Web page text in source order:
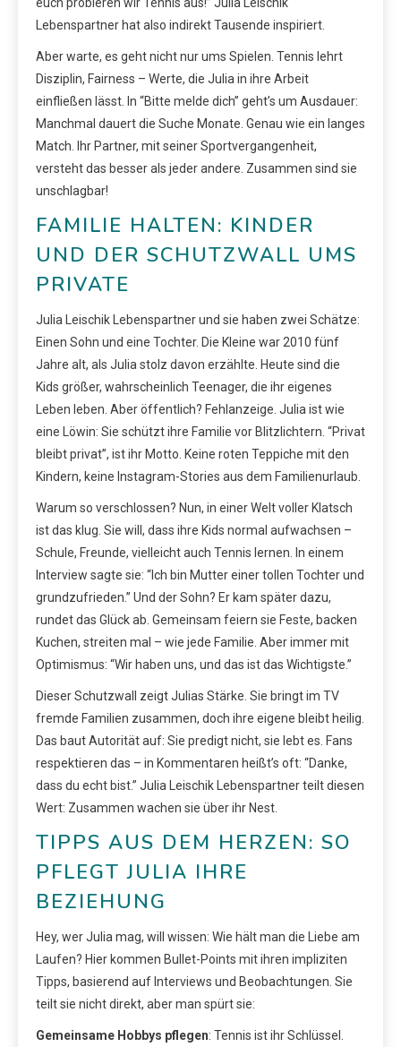
Lebenspartner hat also indirekt Tausende inspiriert.
Aber warte, es geht nicht nur ums Spielen. Tennis lehrt
Disziplin, Fairness – Werte, die Julia in ihre Arbeit
einfließen lässt. In “Bitte melde dich” geht’s um Ausdauer:
Manchmal dauert die Suche Monate. Genau wie ein langes
Match. Ihr Partner, mit seiner Sportvergangenheit,
versteht das besser als jeder andere. Zusammen sind sie
unschlagbar!
FAMILIE HALTEN: KINDER
UND DER SCHUTZWALL UMS
PRIVATE
Julia Leischik Lebenspartner und sie haben zwei Schätze:
Einen Sohn und eine Tochter. Die Kleine war 2010 fünf
Jahre alt, als Julia stolz davon erzählte. Heute sind die
Kids größer, wahrscheinlich Teenager, die ihr eigenes
Leben leben. Aber öffentlich? Fehlanzeige. Julia ist wie
eine Löwin: Sie schützt ihre Familie vor Blitzlichtern. “Privat
bleibt privat”, ist ihr Motto. Keine roten Teppiche mit den
Kindern, keine Instagram-Stories aus dem Familienurlaub.
Warum so verschlossen? Nun, in einer Welt voller Klatsch
ist das klug. Sie will, dass ihre Kids normal aufwachsen –
Schule, Freunde, vielleicht auch Tennis lernen. In einem
Interview sagte sie: “Ich bin Mutter einer tollen Tochter und
grundzufrieden.” Und der Sohn? Er kam später dazu,
rundet das Glück ab. Gemeinsam feiern sie Feste, backen
Kuchen, streiten mal – wie jede Familie. Aber immer mit
Optimismus: “Wir haben uns, und das ist das Wichtigste.”
Dieser Schutzwall zeigt Julias Stärke. Sie bringt im TV
fremde Familien zusammen, doch ihre eigene bleibt heilig.
Das baut Autorität auf: Sie predigt nicht, sie lebt es. Fans
respektieren das – in Kommentaren heißt’s oft: “Danke,
dass du echt bist.” Julia Leischik Lebenspartner teilt diesen
Wert: Zusammen wachen sie über ihr Nest.
TIPPS AUS DEM HERZEN: SO
PFLEGT JULIA IHRE
BEZIEHUNG
Hey, wer Julia mag, will wissen: Wie hält man die Liebe am
Laufen? Hier kommen Bullet-Points mit ihren impliziten
Tipps, basierend auf Interviews und Beobachtungen. Sie
teilt sie nicht direkt, aber man spürt sie:
Gemeinsame Hobbys pflegen: Tennis ist ihr Schlüssel.